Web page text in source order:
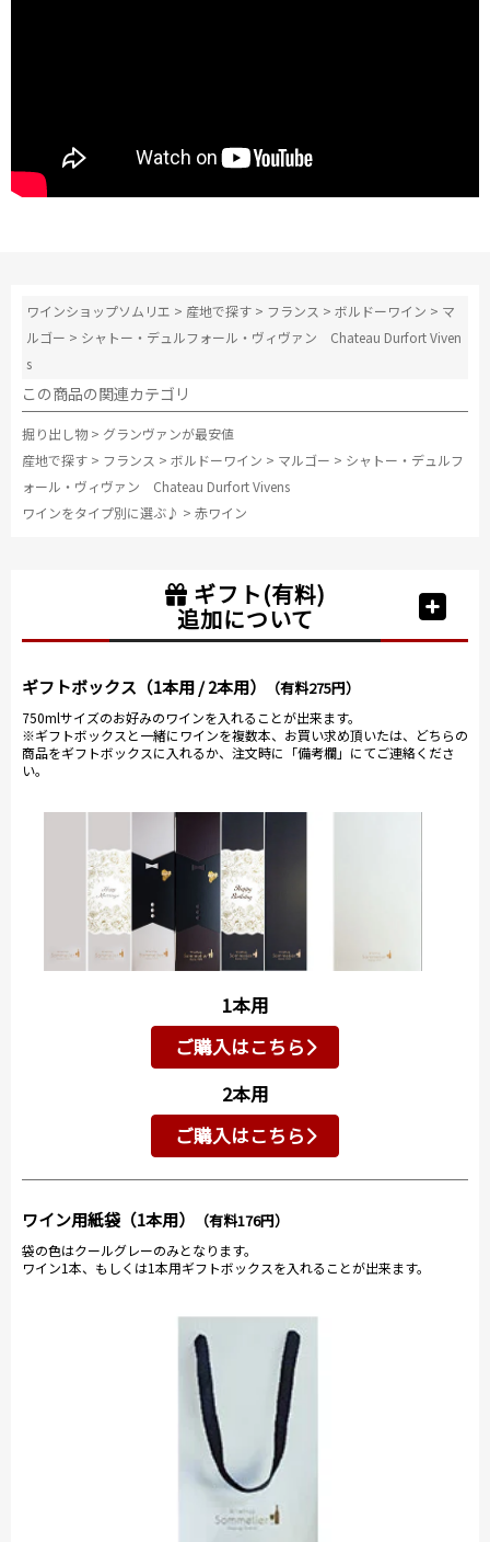
ワインショップソムリエ > 産地で探す > フランス >ボルドーワイン > マ
ルゴー > シャトー・デュルフォール・ヴィヴァン Chateau Durfort Viven
s
この商品の関連カテゴリ
掘り出し物 > グランヴァンが最安値
産地で探す > フランス > ボルドーワイン > マルゴー > シャトー・デュルフ
ォール・ヴィヴァン Chateau Durfort Vivens
ワインをタイプ別に選ぶ♪ > 赤ワイン
ギフト(有料)
追加について
ギフトボックス（1本用 / 2本用） （有料275円）
750mlサイズのお好みのワインを入れることが出来ます。
※ギフトボックスと一緒にワインを複数本、お買い求め頂いたは、どちらの
商品をギフトボックスに入れるか、注文時に「備考欄」にてご連絡くださ
い。
1本用
ご購入はこちら
2本用
ご購入はこちら
ワイン用紙袋（1本用） （有料176円）
袋の色はクールグレーのみとなります。
ワイン1本、もしくは1本用ギフトボックスを入れることが出来ます。